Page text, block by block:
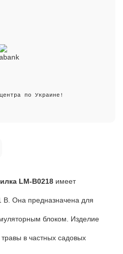
по Украине!
LM-B0218 имеет
Она предназначена для
блоком. Изделие
в частных садовых